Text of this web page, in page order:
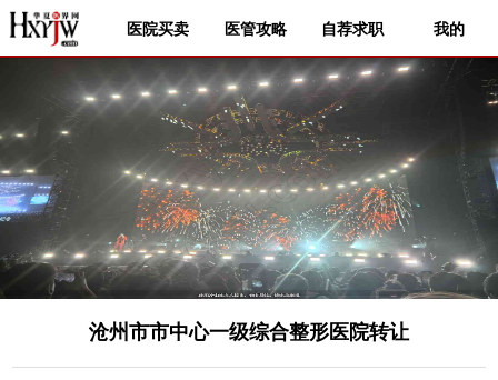
医院买卖 医管攻略 自荐求职 我的
沧州市市中心一级综合整形医院转让